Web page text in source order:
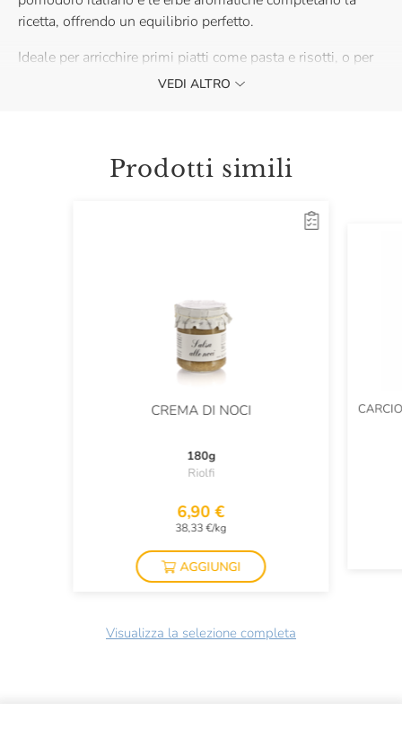
ricetta, offrendo un equilibrio perfetto.
Ideale per arricchire primi piatti come pasta e risotti, o per
accompagnare la polenta, questo ragù rappresenta un
VEDI ALTRO
Prodotti simili
CREMA DI NOCI
180g
Riolfi
6,90 €
38,33 €/kg
AGGIUNGI
Visualizza la selezione completa